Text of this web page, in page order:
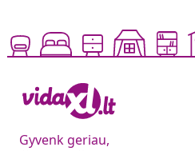
Gyvenk geriau,